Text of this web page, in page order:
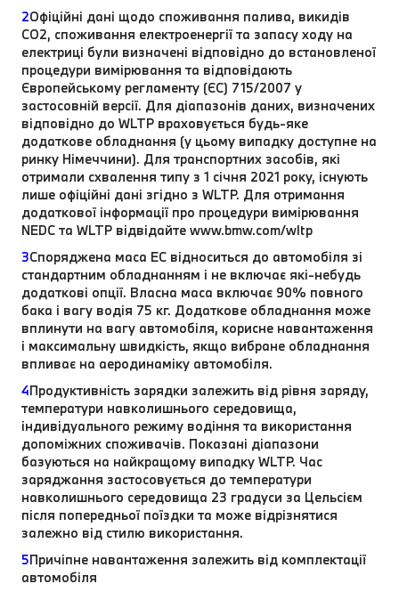
2Офіційні дані щодо споживання палива, викидів
CO2, споживання електроенергії та запасу ходу на
електриці були визначені відповідно до встановленої
процедури вимірювання та відповідають
Європейському регламенту (ЄС) 715/2007 у
застосовній версії. Для діапазонів даних, визначених
відповідно до WLTP враховується будь-яке
додаткове обладнання (у цьому випадку доступне на
ринку Німеччини). Для транспортних засобів, які
отримали схвалення типу з 1 січня 2021 року, існують
лише офіційні дані згідно з WLTP. Для отримання
додаткової інформації про процедури вимірювання
NEDC та WLTP відвідайте www.bmw.com/wltp
3Споряджена маса EC відноситься до автомобіля зі
стандартним обладнанням і не включає які-небудь
додаткові опції. Власна маса включає 90% повного
бака і вагу водія 75 кг. Додаткове обладнання може
вплинути на вагу автомобіля, корисне навантаження
і максимальну швидкість, якщо вибране обладнання
впливає на аеродинаміку автомобіля.
4Продуктивність зарядки залежить від рівня заряду,
температури навколишнього середовища,
індивідуального режиму водіння та використання
допоміжних споживачів. Показані діапазони
базуються на найкращому випадку WLTP. Час
заряджання застосовується до температури
навколишнього середовища 23 градуси за Цельсієм
після попередньої поїздки та може відрізнятися
залежно від стилю використання.
5Причіпне навантаження залежить від комплектації
автомобіля